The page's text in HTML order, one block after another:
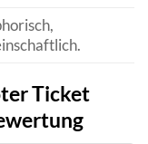
Ticket